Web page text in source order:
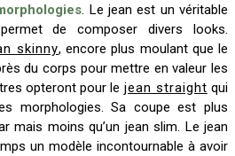
. Le jean est un véritable
de composer divers looks.
skinny, encore plus moulant que le
du corps pour mettre en valeur les
opteront pour le jean straight qui
morphologies. Sa coupe est plus
mais moins qu’un jean slim. Le jean
un modèle incontournable à avoir